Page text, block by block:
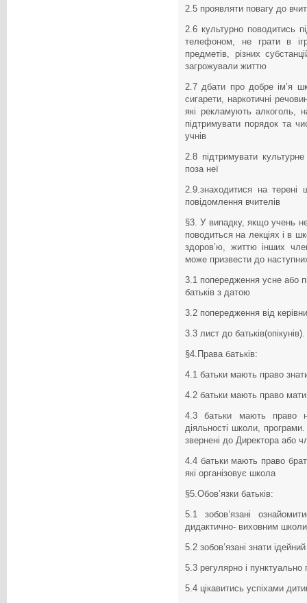
2.5 проявляти повагу до
2.6 культурно поводитись
телефоном, не грати в
предметів, різних
загрожували життю
2.7 дбати про добре ім’я
сигарети, наркотичні
які рекламують алкоголь,
підтримувати порядок та
учнів
2.8 підтримувати
поза неї
2.9.знаходитися на терені
повідомлення вчителів
§3. У випадку, якщо учень
поводиться на лекціях і в
здоров’ю, життю інших
може призвести до
3.1 попередження усне або
батьків з датою
3.2 попередження від
3.3 лист до
§4.Права батьків:
4.1 батьки мають право
4.2 батьки мають право
4.3 батьки мають право
діяльності школи,
звернені до Директора або
4.4 батьки мають право
які організовує школа
§5.Обов’язки батьків:
5.1 зобов’язані
дидактично- виховним школи
5.2 зобов’язані знати
5.3 регулярно і
5.4 цікавитись успіхами